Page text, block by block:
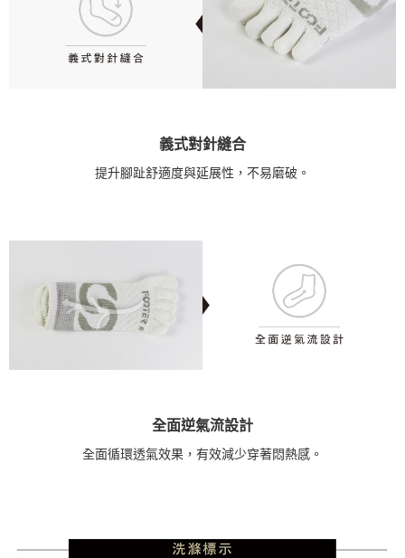
義式對針縫合
提升腳趾舒適度與延展性，不易磨破。
全面逆氣流設計
全面循環透氣效果，有效減少穿著悶熱感。